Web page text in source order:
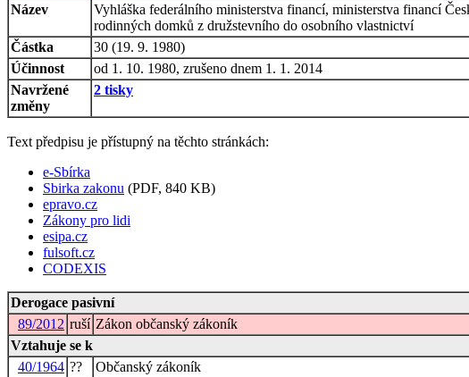
Název
Vyhláška federálního ministerstva financí, ministerstva financí
rodinných domků z družstevního do osobního vlastnictví
Částka
30 (19. 9. 1980)
Účinnost
od 1. 10. 1980, zrušeno dnem 1. 1. 2014
Navržené
změny
2 tisky
Text předpisu je přístupný na těchto stránkách:
e-Sbírka
Sbirka zakonu (PDF, 840 KB)
epravo.cz
Zákony pro lidi
esipa.cz
fulsoft.cz
CODEXIS
Derogace pasivní
89/2012 ruší Zákon občanský zákoník
Vztahuje se k
40/1964 ??
Občanský zákoník